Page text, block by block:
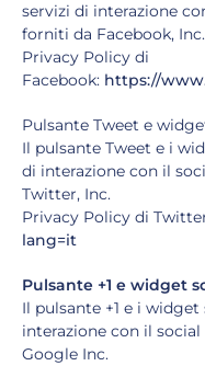
servizi di interazione
forniti da Facebook, Inc.
Privacy Policy di
Facebook: https://
Pulsante Tweet e
Il pulsante Tweet e i
di interazione con il
Twitter, Inc.
Privacy Policy di
lang=it
Pulsante +1 e widget
Il pulsante +1 e i
interazione con il
Google Inc.